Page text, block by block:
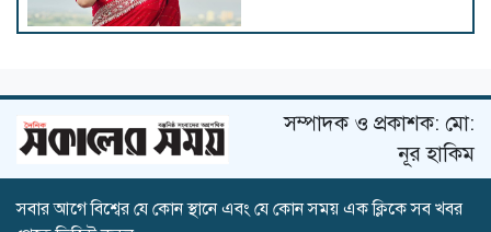
মাহাদি হাসান বি.এন
সম্পাদক ও প্রকাশক: মো:
নূর হাকিম
সবার আগে বিশ্বের যে কোন স্থানে এবং যে কোন সময় এক ক্লিকে সব খবর